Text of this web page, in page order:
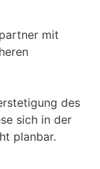
mit
des
sich in der
planbar.